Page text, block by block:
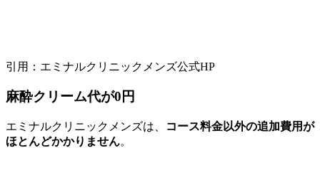
引用：エミナルクリニックメンズ公式HP
麻酔クリーム代が0円
エミナルクリニックメンズは、
コース料金以外の追加費用が
ほとんどかかりません。